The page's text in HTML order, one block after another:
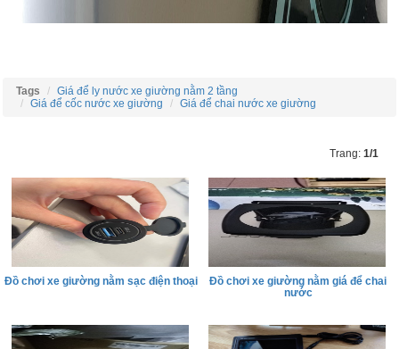
Tags
Giá để ly nước xe giường nằm 2 tầng
Giá để cốc nước xe giường
Giá để chai nước xe giường
Trang: 1/1
Đồ chơi xe giường nằm sạc điện thoại
Đồ chơi xe giường nằm giá để chai
nước